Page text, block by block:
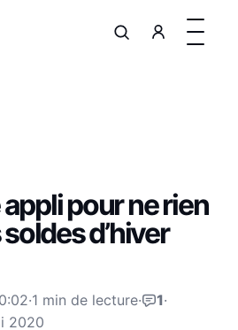
pour ne rien
d’hiver
·1 min de lecture· 1·
2020